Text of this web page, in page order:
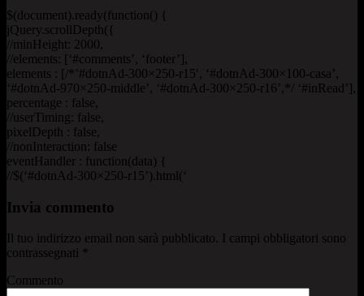
$(document).ready(function() {
jQuery.scrollDepth({
//minHeight: 2000,
//elements: [‘#comments’, ‘footer’],
elements : [/*’#dotnAd-300×250-r15′, ‘#dotnAd-300×100-casa’,
‘#dotnAd-970×250-middle’, ‘#dotnAd-300×250-r16’,*/ ‘#inRead’],
percentage : false,
//userTiming: false,
pixelDepth : false,
//nonInteraction: false
eventHandler : function(data) {
//$(‘#dotnAd-300×250-r15’).html(‘
Invia commento
Il tuo indirizzo email non sarà pubblicato.
I campi obbligatori sono
contrassegnati
Commento